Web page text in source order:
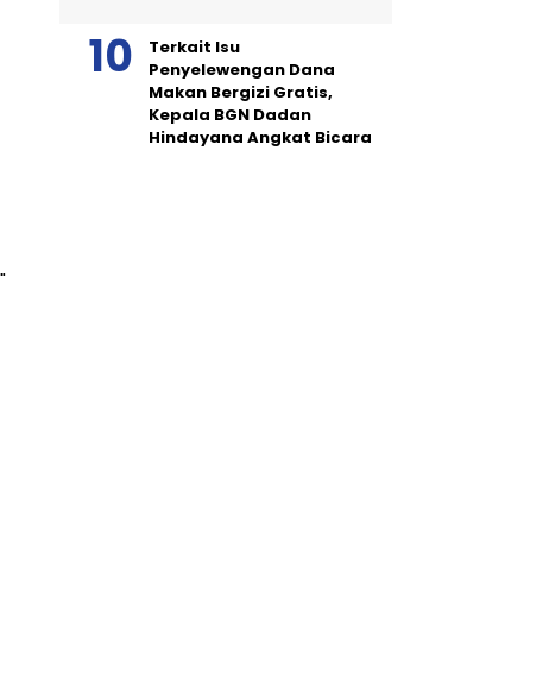
Terkait Isu
Penyelewengan Dana
Makan Bergizi Gratis,
Kepala BGN Dadan
Hindayana Angkat Bicara